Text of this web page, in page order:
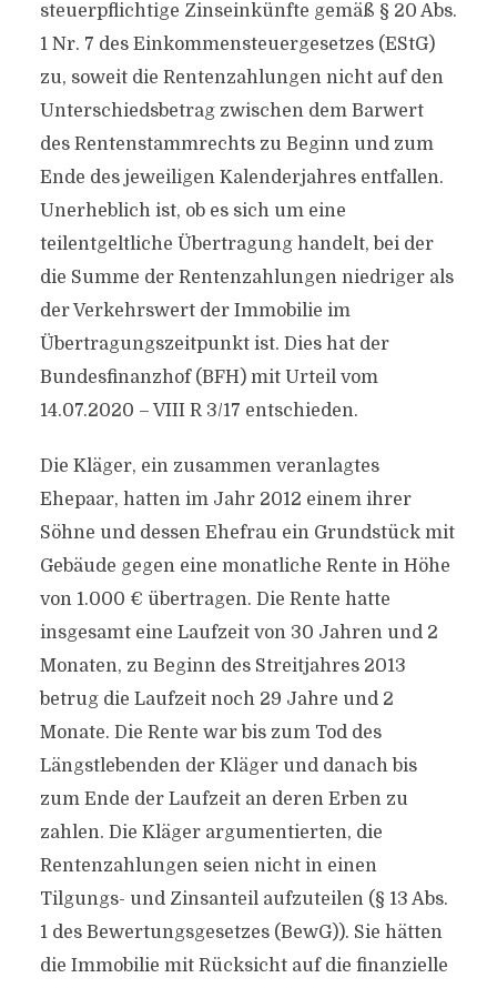
steuerpflichtige Zinseinkünfte gemäß § 20 Abs.
1 Nr. 7 des Einkommensteuergesetzes (EStG)
zu, soweit die Rentenzahlungen nicht auf den
Unterschiedsbetrag zwischen dem Barwert
des Rentenstammrechts zu Beginn und zum
Ende des jeweiligen Kalenderjahres entfallen.
Unerheblich ist, ob es sich um eine
teilentgeltliche Übertragung handelt, bei der
die Summe der Rentenzahlungen niedriger als
der Verkehrswert der Immobilie im
Übertragungszeitpunkt ist. Dies hat der
Bundesfinanzhof (BFH) mit Urteil vom
14.07.2020 – VIII R 3/17 entschieden.
Die Kläger, ein zusammen veranlagtes
Ehepaar, hatten im Jahr 2012 einem ihrer
Söhne und dessen Ehefrau ein Grundstück mit
Gebäude gegen eine monatliche Rente in Höhe
von 1.000 € übertragen. Die Rente hatte
insgesamt eine Laufzeit von 30 Jahren und 2
Monaten, zu Beginn des Streitjahres 2013
betrug die Laufzeit noch 29 Jahre und 2
Monate. Die Rente war bis zum Tod des
Längstlebenden der Kläger und danach bis
zum Ende der Laufzeit an deren Erben zu
zahlen. Die Kläger argumentierten, die
Rentenzahlungen seien nicht in einen
Tilgungs- und Zinsanteil aufzuteilen (§ 13 Abs.
1 des Bewertungsgesetzes (BewG)). Sie hätten
die Immobilie mit Rücksicht auf die finanzielle